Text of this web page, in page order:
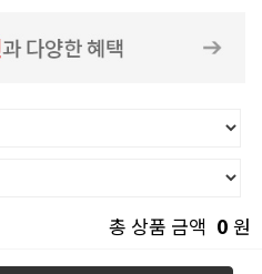
총 상품 금액 0 원